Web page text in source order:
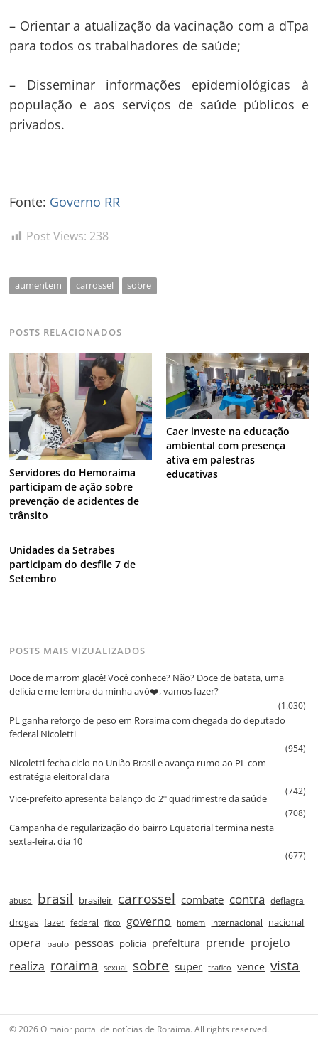
– Orientar a atualização da vacinação com a dTpa
para todos os trabalhadores de saúde;
– Disseminar informações epidemiológicas à
população e aos serviços de saúde públicos e
privados.
Fonte: Governo RR
Post Views: 238
aumentem carrossel sobre
POSTS RELACIONADOS
Servidores do Hemoraima
participam de ação sobre
prevenção de acidentes de
trânsito
Caer investe na educação
ambiental com presença
ativa em palestras
educativas
Unidades da Setrabes
participam do desfile 7 de
Setembro
POSTS MAIS VIZUALIZADOS
Doce de marrom glacê! Você conhece? Não? Doce de batata, uma
delícia e me lembra da minha avó❤️, vamos fazer?
(1.030)
PL ganha reforço de peso em Roraima com chegada do deputado
federal Nicoletti
(954)
Nicoletti fecha ciclo no União Brasil e avança rumo ao PL com
estratégia eleitoral clara
(742)
Vice‑prefeito apresenta balanço do 2º quadrimestre da saúde
(708)
Campanha de regularização do bairro Equatorial termina nesta
sexta‑feira, dia 10
(677)
abuso brasil brasileir carrossel combate contra deflagra
drogas fazer federal ficco governo homem internacional nacional
opera paulo pessoas policia prefeitura prende projeto
realiza roraima sexual sobre super trafico vence vista
© 2026 O maior portal de notícias de Roraima. All rights reserved.